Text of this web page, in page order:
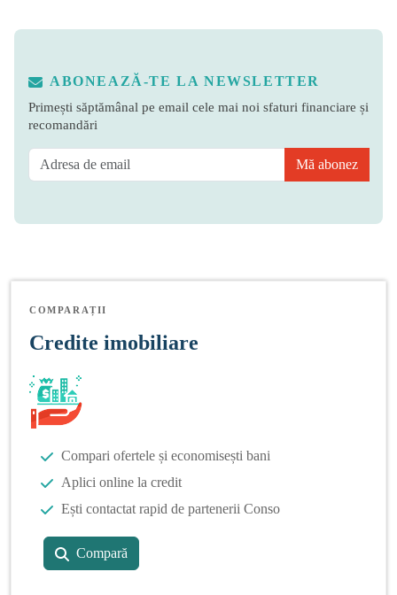
ABONEAZĂ-TE LA NEWSLETTER
Primești săptămânal pe email cele mai noi sfaturi financiare și
recomandări
Mă abonez
COMPARAȚII
Credite imobiliare
Compari ofertele și economisești bani
Aplici online la credit
Ești contactat rapid de partenerii Conso
Compară